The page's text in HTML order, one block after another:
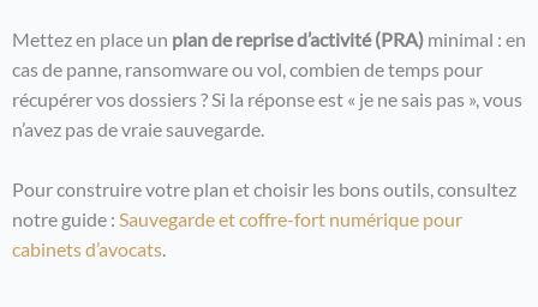
Mettez en place un plan de reprise d’activité (PRA) minimal : en
cas de panne, ransomware ou vol, combien de temps pour
récupérer vos dossiers ? Si la réponse est « je ne sais pas », vous
n’avez pas de vraie sauvegarde.
Pour construire votre plan et choisir les bons outils, consultez
notre guide : Sauvegarde et coffre-fort numérique pour
cabinets d’avocats.